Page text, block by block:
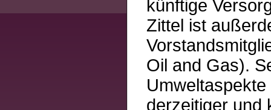
künftige
Zittel ist
Oil and Gas).
derzeitiger und